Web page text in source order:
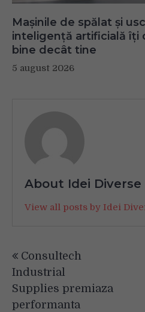
Mașinile de spălat și
inteligență artificială îți
bine decât tine
5 august 2026
About Idei Diverse
View all posts by Idei
în
articole
Consultech
Industrial
Supplies premiaza
performanta